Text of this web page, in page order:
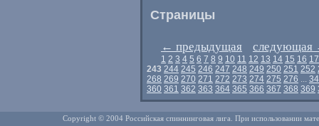
Страницы
← предыдущая следующая
1 2 3 4 5 6 7 8 9 10 11 12 13 14 15 16 17
243 244 245 246 247 248 249 250 251 252
268 269 270 271 272 273 274 275 276 ...
360 361 362 363 364 365 366 367 368 369
Copyright © 2004 Российская спиннинговая лига. При использовании